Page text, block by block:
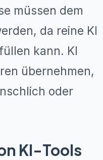
müssen dem
da reine KI
kann. KI
übernehmen,
oder
KI-Tools